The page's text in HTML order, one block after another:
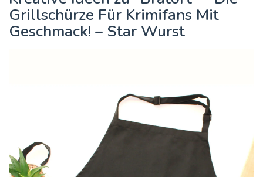
Grillschürze Für Krimifans Mit
Geschmack! – Star Wurst